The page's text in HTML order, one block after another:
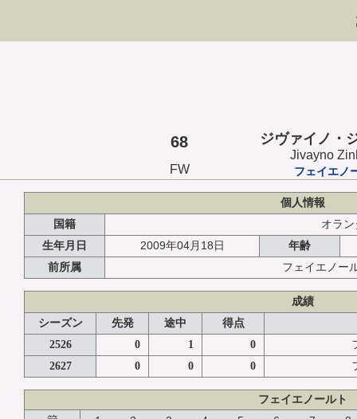
68 ジヴァイノ・
Jivayno
FW
フェイエノ
個人情報
国籍
オラン
生年月日
2009年04月18日
年齢
前所属
フェイエノー
成績
シーズン
先発 途中
得点
2526
0 1 0
2627
0 0 0
フェイエノールト